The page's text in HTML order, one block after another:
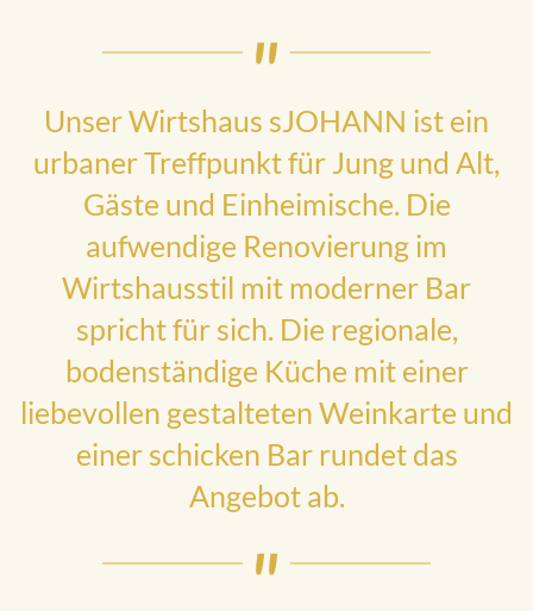
Unser Wirtshaus sJOHANN ist ein
urbaner Treffpunkt für Jung und Alt,
Gäste und Einheimische. Die
aufwendige Renovierung im
Wirtshausstil mit moderner Bar
spricht für sich. Die regionale,
bodenständige Küche mit einer
liebevollen gestalteten Weinkarte und
einer schicken Bar rundet das
Angebot ab.